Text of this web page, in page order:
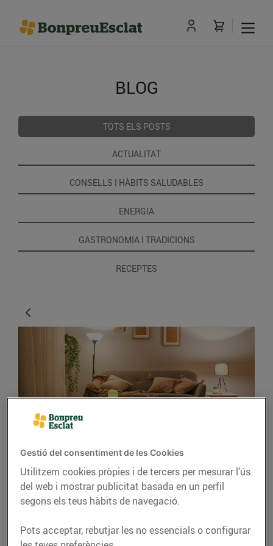
BLOG
TOTS ELS POSTS
ACTUALITAT
CONSELLS I HÀBITS SALUDABLES
ENERGIA
GASTRONOMIA I TRADICIONS
RECEPTES
ENERGIA
Consells per il·luminar
casa teva amb estil
Gestió del consentiment de les Cookies
Utilitzem cookies pròpies i de tercers per mesurar l’ús
del web i mostrar publicitat basada en un perfil
segons els teus hàbits de navegació.
Pots acceptar, rebutjar les no essencials o configurar